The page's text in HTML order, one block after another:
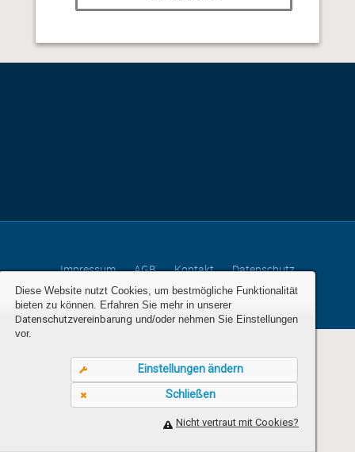
Impressum AGB Kontakt
Datenschutz
Cookie Einstellungen
Diese Website nutzt Cookies, um bestmögliche Funktionalität
bieten zu können. Erfahren Sie mehr in unserer
Datenschutzvereinbarung und/oder nehmen Sie Einstellungen
vor.
Einstellungen ändern
Schließen
Nicht vertraut mit Cookies?